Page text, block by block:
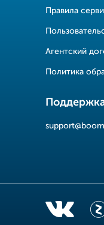
Правила
Агентский
Политика